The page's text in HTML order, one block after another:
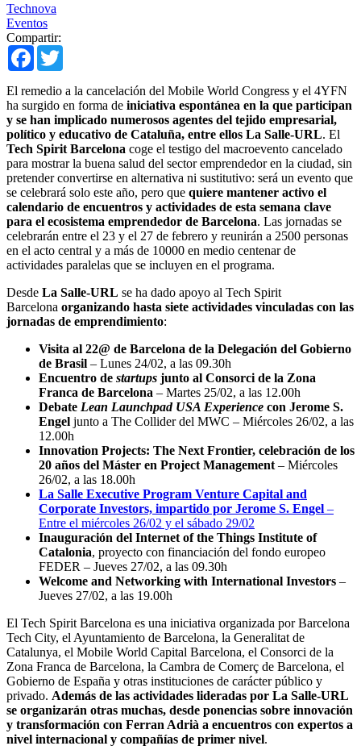
Technova
Eventos
Compartir:
Facebook
El remedio a la cancelación del Mobile World Congress y el 4YFN
ha surgido en forma de iniciativa espontánea en la que participan
y se han implicado numerosos agentes del tejido empresarial,
político y educativo de Cataluña, entre ellos La Salle-URL. El
Tech Spirit Barcelona coge el testigo del macroevento cancelado
para mostrar la buena salud del sector emprendedor en la ciudad, sin
pretender convertirse en alternativa ni sustitutivo: será un evento que
se celebrará solo este año, pero que quiere mantener activo el
calendario de encuentros y actividades de esta semana clave
para el ecosistema emprendedor de Barcelona. Las jornadas se
celebrarán entre el 23 y el 27 de febrero y reunirán a 2500 personas
en el acto central y a más de 10000 en medio centenar de
actividades paralelas que se incluyen en el programa.
Desde La Salle-URL se ha dado apoyo al Tech Spirit
Barcelona organizando hasta siete actividades vinculadas con las
jornadas de emprendimiento:
Visita al 22@ de Barcelona de la Delegación del Gobierno
de Brasil – Lunes 24/02, a las 09.30h
Encuentro de startups junto al Consorci de la Zona
Franca de Barcelona – Martes 25/02, a las 12.00h
Debate Lean Launchpad USA Experience con Jerome S.
Engel junto a The Collider del MWC – Miércoles 26/02, a las
12.00h
Innovation Projects: The Next Frontier, celebración de los
20 años del Máster en Project Management – Miércoles
26/02, a las 18.00h
La Salle Executive Program Venture Capital and
Corporate Investors, impartido por Jerome S. Engel –
Entre el miércoles 26/02 y el sábado 29/02
Inauguración del Internet of the Things Institute of
Catalonia, proyecto con financiación del fondo europeo
FEDER – Jueves 27/02, a las 09.30h
Welcome and Networking with International Investors –
Jueves 27/02, a las 19.00h
El Tech Spirit Barcelona es una iniciativa organizada por Barcelona
Tech City, el Ayuntamiento de Barcelona, la Generalitat de
Catalunya, el Mobile World Capital Barcelona, el Consorci de la
Zona Franca de Barcelona, la Cambra de Comerç de Barcelona, el
Gobierno de España y otras instituciones de carácter público y
privado. Además de las actividades lideradas por La Salle-URL
se organizarán otras muchas, desde ponencias sobre innovación
y transformación con Ferran Adrià a encuentros con expertos a
nivel internacional y compañías de primer nivel.